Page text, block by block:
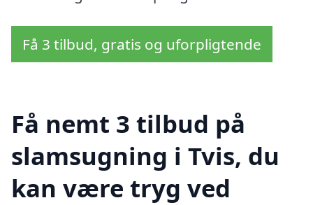
Få 3 tilbud, gratis og uforpligtende
Få nemt 3 tilbud på
slamsugning i Tvis, du
kan være tryg ved